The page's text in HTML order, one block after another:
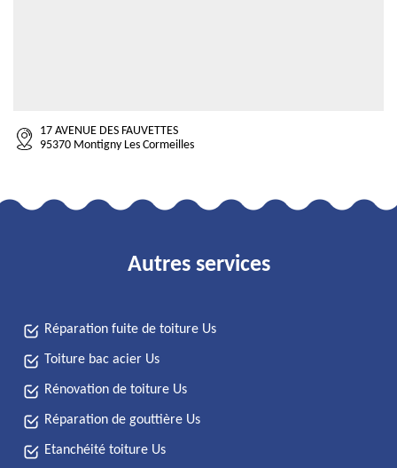
17 AVENUE DES FAUVETTES
95370 Montigny Les Cormeilles
Autres services
Réparation fuite de toiture Us
Toiture bac acier Us
Rénovation de toiture Us
Réparation de gouttière Us
Etanchéité toiture Us